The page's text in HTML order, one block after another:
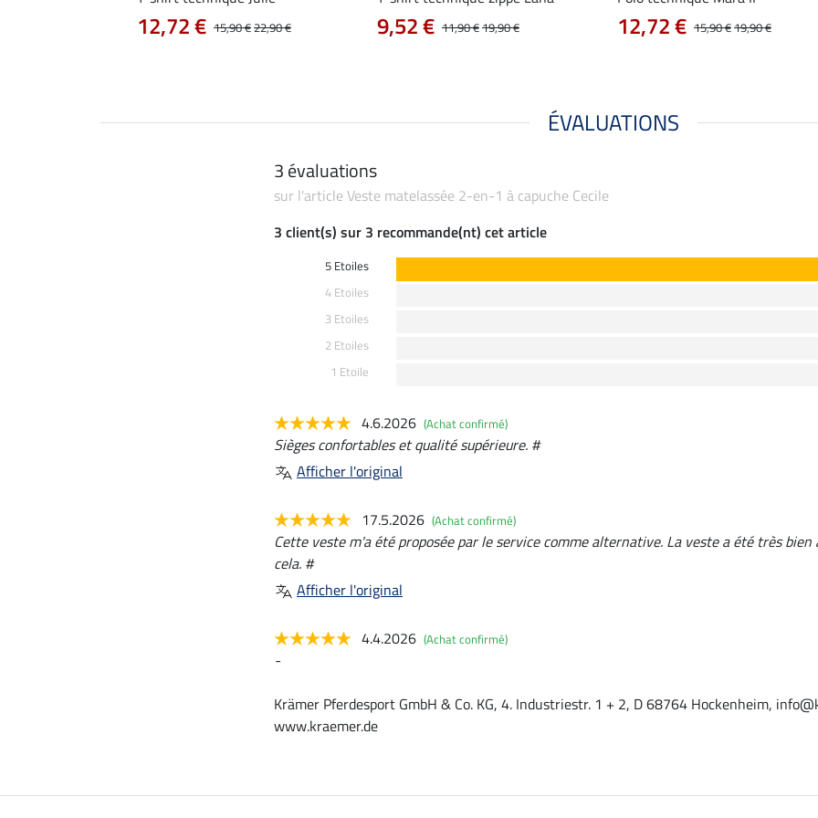
15,90 €22,90 €
12,72 € 11,90 €19,90 €
9,52 € 15,90 €19,90 €
12,72 €
ÉVALUATIONS
3 évaluations
sur l'article Veste matelassée 2-en-1 à capuche Cecile
3 client(s) sur 3 recommande(nt) cet article
5 Etoiles
4 Etoiles
3 Etoiles
2 Etoiles
1 Etoile
4.6.2026 (Achat confirmé)
Sièges confortables et qualité supérieure. #
Afficher l'original
17.5.2026 (Achat confirmé)
Cette veste m'a été proposée par le service comme alternative. La veste a été très bien
cela. #
Afficher l'original
4.4.2026 (Achat confirmé)
-
Krämer Pferdesport GmbH & Co. KG, 4. Industriestr. 1 + 2, D 68764 Hockenheim,
www.kraemer.de